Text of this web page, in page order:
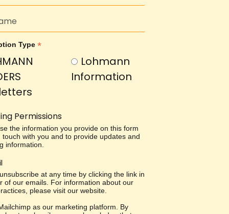
Type *
Lohmann
Information
Permissions
the information you provide on this form
touch with you and to provide updates and
information.
at any time by clicking the link in
of our emails. For information about our
please visit our website.
as our marketing platform. By